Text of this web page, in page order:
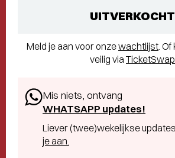
UITVERKOCHT
Meld je aan voor onzewachtlijst. Of
veilig viaTicketSwap
Mis niets, ontvang
WHATSAPP updates!
Liever (twee)wekelijkse
je aan.